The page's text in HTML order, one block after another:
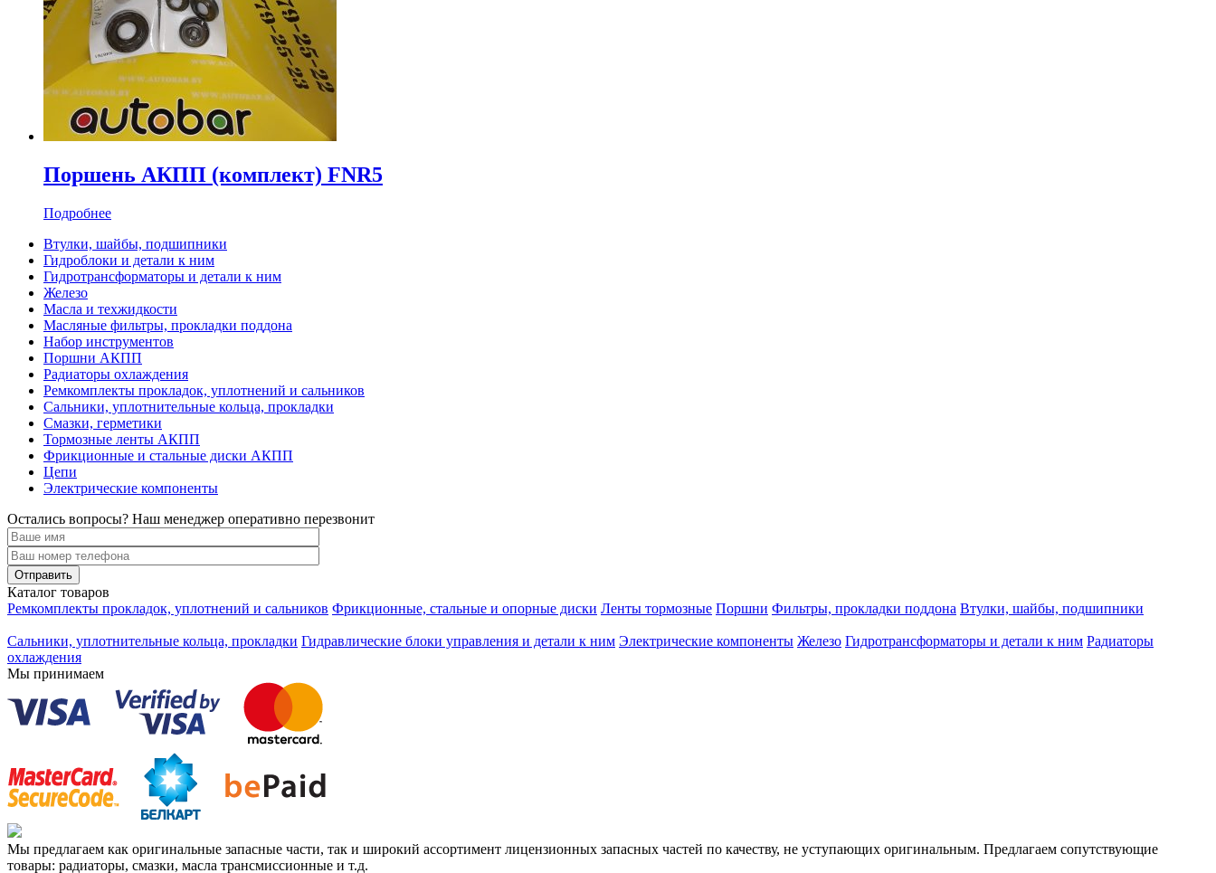
Поршень АКПП (комплект) FNR5
Подробнее
Втулки, шайбы, подшипники
Гидроблоки и детали к ним
Гидротрансформаторы и детали к ним
Железо
Масла и техжидкости
Масляные фильтры, прокладки поддона
Набор инструментов
Поршни АКПП
Радиаторы охлаждения
Ремкомплекты прокладок, уплотнений и сальников
Сальники, уплотнительные кольца, прокладки
Смазки, герметики
Тормозные ленты АКПП
Фрикционные и стальные диски АКПП
Цепи
Электрические компоненты
Остались вопросы? Наш менеджер оперативно перезвонит
Каталог товаров
Ремкомплекты прокладок, уплотнений и сальников Фрикционные, стальные и опорные диски Ленты тормозные Поршни Фильтры, прокладки поддона Втулки, шайбы, подшипники
Сальники, уплотнительные кольца, прокладки Гидравлические блоки управления и детали к ним Электрические компоненты Железо Гидротрансформаторы и детали к ним Радиаторы
охлаждения
Мы принимаем
Мы предлагаем как оригинальные запасные части, так и широкий ассортимент лицензионных запасных частей по качеству, не уступающих оригинальным. Предлагаем сопутствующие
товары: радиаторы, смазки, масла трансмиссионные и т.д.